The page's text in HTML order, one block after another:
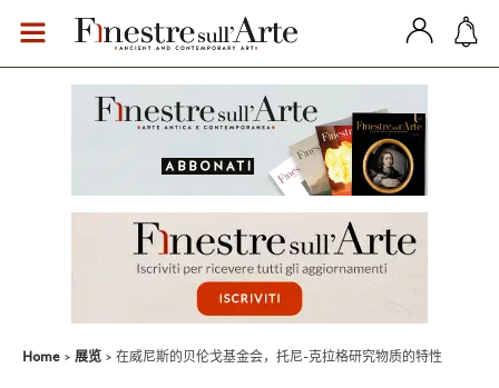
Home 展览 在威尼斯的贝伦戈基金会，托尼-克拉格研究物质的特性